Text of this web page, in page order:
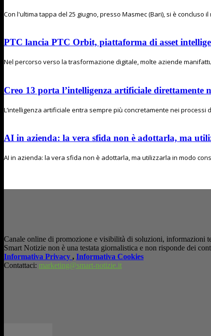
Con l'ultima tappa del 25 giugno, presso Masmec (Bari), si è concluso
PTC lancia PTC Orbit, piattaforma di asset
Nel percorso verso la trasformazione digitale, molte aziende
Creo 13 porta l’intelligenza artificiale direttamente
L’intelligenza artificiale entra sempre più concretamente nei processi
AI in azienda: la vera sfida non è adottarla, ma
AI in azienda: la vera sfida non è adottarla, ma utilizzarla in modo
Canale online di promozione e visibilità di soluzioni, informazioni
Smart Notizie non è una testata giornalistica e non risponde dei
Informativa Privacy , Informativa Cookies
Contattaci: marketing@smart-notizie.it